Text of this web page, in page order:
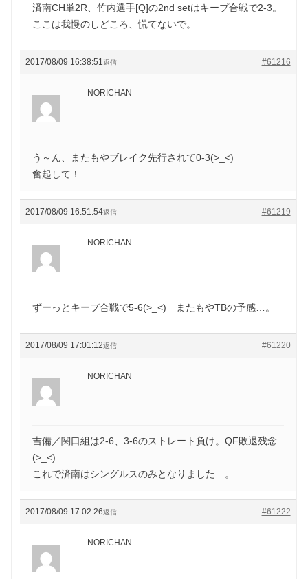
済南CH単2R、竹内選手[Q]の2nd setはキープ合戦で2-3。
ここは我慢のしどころ、慌てないで。
2017/08/09 16:38:51 #61216
返信
NORICHAN
う～ん、またもやブレイク先行されて0-3(>_<)
奮起して！
2017/08/09 16:51:54 #61219
返信
NORICHAN
ずーっとキープ合戦で5-6(>_<) またもやTBの予感…。
2017/08/09 17:01:12 #61220
返信
NORICHAN
吉備／関口組は2-6、3-6のストレート負け。QF敗退残念
(>_<)
これで済南はシングルスのみとなりました…。
2017/08/09 17:02:26 #61222
返信
NORICHAN